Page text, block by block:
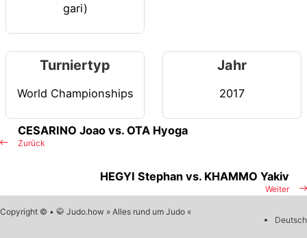
gari)
Turniertyp
World Championships
Jahr
2017
Zurück
CESARINO Joao vs. OTA Hyoga
Weiter
HEGYI Stephan vs. KHAMMO Yakiv
Copyright © • 🥋 Judo.how » Alles rund um Judo «
Deutsch